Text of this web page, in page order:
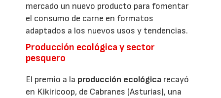
mercado un nuevo producto para fomentar
el consumo de carne en formatos
adaptados a los nuevos usos y tendencias.
Producción ecológica y sector
pesquero
El premio a la producción ecológica recayó
en Kikiricoop, de Cabranes (Asturias), una